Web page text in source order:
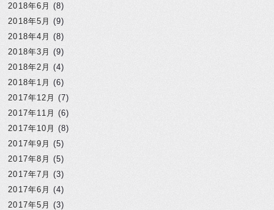
2018年6月 (8)
2018年5月 (9)
2018年4月 (8)
2018年3月 (9)
2018年2月 (4)
2018年1月 (6)
2017年12月 (7)
2017年11月 (6)
2017年10月 (8)
2017年9月 (5)
2017年8月 (5)
2017年7月 (3)
2017年6月 (4)
2017年5月 (3)